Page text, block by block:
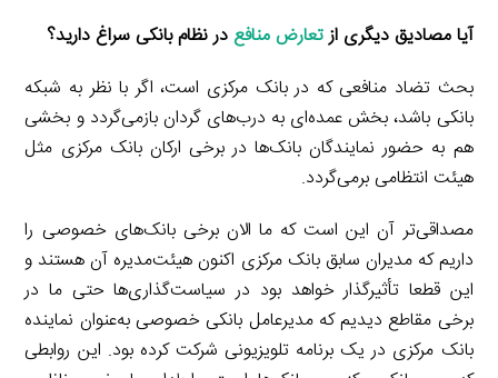
‌‌آیا مصادیق دیگری ازتعارض منافع در نظام بانکی سراغ دارید؟
بحث تضاد منافعی که در بانک مرکزی است، اگر با نظر به شبکه
بانکی باشد، بخش عمده‌ای به درب‌های گردان بازمی‌گردد و بخشی
هم به حضور نمایندگان بانک‌ها در برخی ارکان بانک مرکزی مثل
هیئت انتظامی برمی‌گردد.
مصداقی‌تر آن این است که ما الان برخی بانک‌های خصوصی را
داریم که مدیران سابق بانک مرکزی اکنون هیئت‌مدیره آن هستند و
این قطعا تأثیرگذار خواهد بود در سیاست‌گذاری‌ها حتی ما در
برخی مقاطع دیدیم که مدیرعامل بانکی خصوصی به‌عنوان نماینده
بانک مرکزی در یک برنامه تلویزیونی شرکت کرده بود. این روابطی